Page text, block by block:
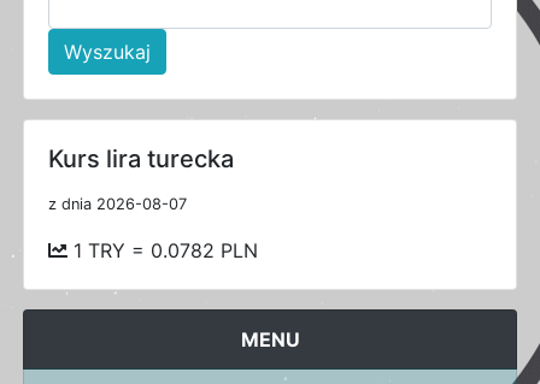
Wyszukaj
Kurs lira turecka
z dnia 2026-08-07
1 TRY = 0.0782 PLN
MENU